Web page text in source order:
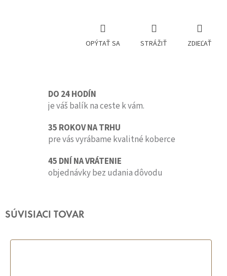
OPÝTAŤ SA STRÁŽIŤ ZDIEĽAŤ
DO 24 HODÍN
je váš balík na ceste k vám.
35 ROKOV NA TRHU
pre vás vyrábame kvalitné koberce
45 DNÍ NA VRÁTENIE
objednávky bez udania dôvodu
SÚVISIACI TOVAR